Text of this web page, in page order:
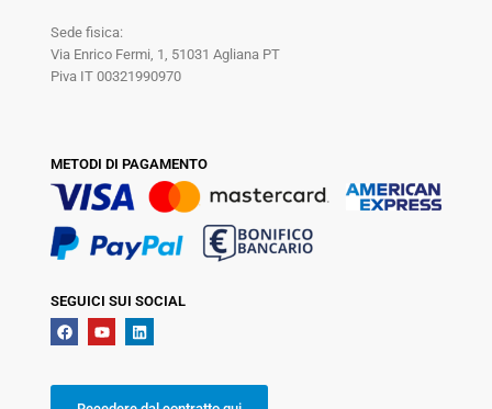
Sede fisica:
Via Enrico Fermi, 1, 51031 Agliana PT
Piva IT 00321990970
METODI DI PAGAMENTO
SEGUICI SUI SOCIAL